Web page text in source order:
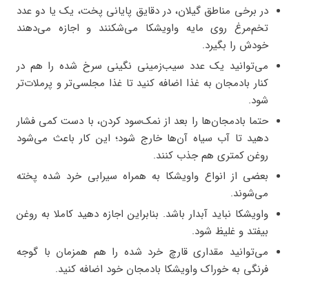
در برخی مناطق گیلان، در دقایق پایانی پخت، یک یا دو عدد
تخم‌مرغ روی مایه واویشکا می‌شکنند و اجازه می‌دهند
خودش را بگیرد.
می‌توانید یک عدد سیب‌زمینی نگینی سرخ شده را هم در
کنار بادمجان به غذا اضافه کنید تا غذا مجلسی‌تر و پرملات‌تر
شود.
حتما بادمجان‌ها را بعد از نمک‌سود کردن، با دست کمی فشار
دهید تا آب سیاه آن‌ها خارج شود؛ این کار باعث می‌شود
روغن کمتری هم جذب کنند.
بعضی از انواع واویشکا به همراه سیرابی خرد شده پخته
می‌شوند.
واویشکا نباید آبدار باشد. بنابراین اجازه دهید کاملا به روغن
بیفتد و غلیظ شود.
می‌توانید مقداری قارچ خرد شده را هم همزمان با گوجه
فرنگی به خوراک واویشکا بادمجان خود اضافه کنید.